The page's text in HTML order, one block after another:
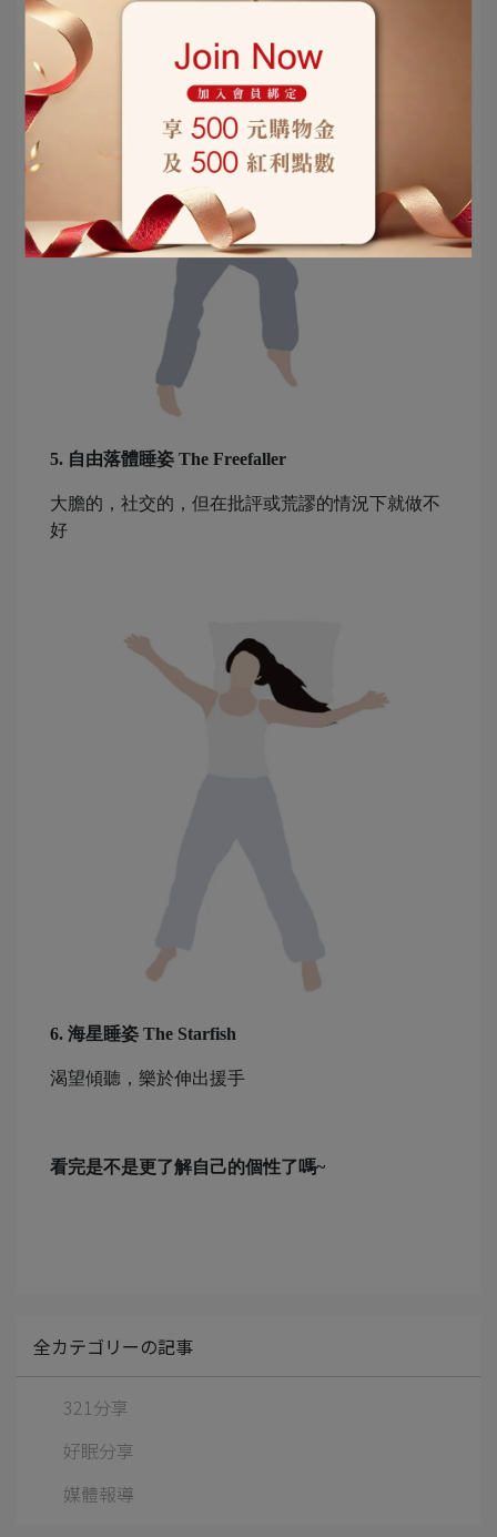
5. 自由落體睡姿 The Freefaller
大膽的，社交的，但在批評或荒謬的情況下就做不
好
6. 海星睡姿 The Starfish
渴望傾聽，樂於伸出援手
看完是不是更了解自己的個性了嗎~
全カテゴリーの記事
321分享
好眠分享
媒體報導